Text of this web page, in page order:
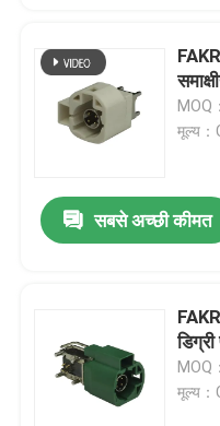
MOQ
मूल्य
सबसे अच्छी कीमत
MOQ
मूल्य